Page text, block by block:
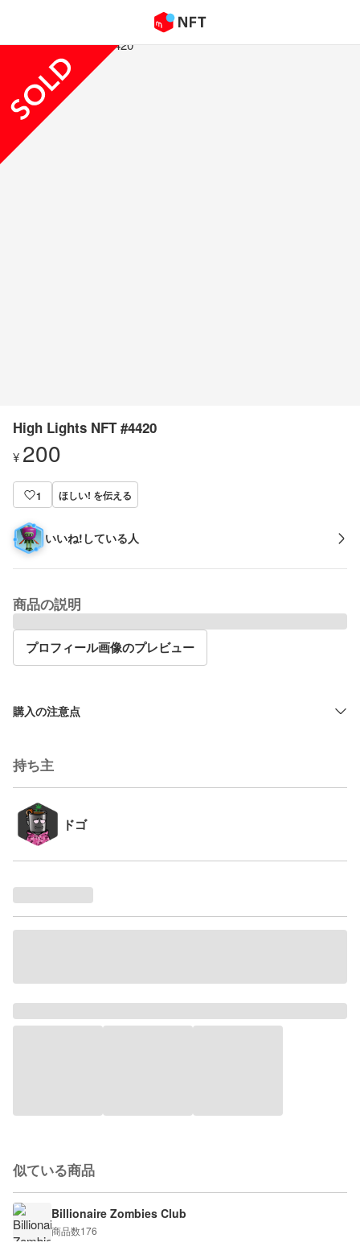
High Lights NFT #4420
¥ 200
1 ほしい! を伝える
いいね!している人
商品の説明
プロフィール画像のプレビュー
購入の注意点
持ち主
ドゴ
似ている商品
Billionaire Zombies Club
商品数176